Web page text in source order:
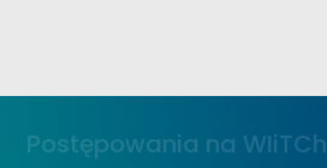
Postępowania na WIiTCh
d
a
ż
M